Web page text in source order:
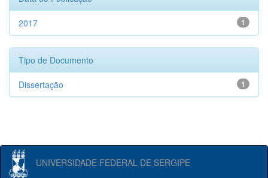
1
2017
Tipo de Documento
1
Dissertação
UNIVERSIDADE FEDERAL DE SERGIPE